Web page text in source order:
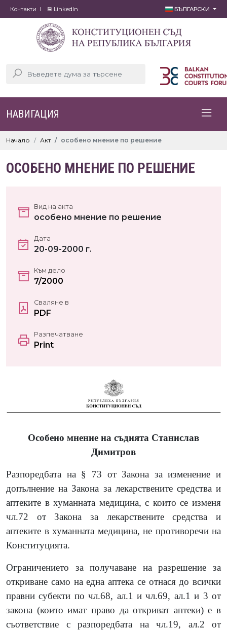
Контакти LinkedIn БЪЛГАРСКИ
НАВИГАЦИЯ
Начало Акт особено мнение по решение
ОСОБЕНО МНЕНИЕ ПО РЕШЕНИЕ
Вид на акта
особено мнение по решение
Дата
20-09-2000 г.
Към дело
7/2000
Сваляне в
PDF
Разпечатване
Print
Особено мнение на съдията Станислав
Димитров
Разпоредбата на § 73 от Закона за изменение и
допълнение на Закона за лекарствените средства и
аптеките в хуманната медицина, с които се изменя
чл.72 от Закона за лекарствените средства и
аптеките в хуманната медицина, не противоречи на
Конституцията.
Ограничението за получаване на разрешение за
откриване само на една аптека се отнася до всички
правни субекти по чл.68, ал.1 и чл.69, ал.1 и 3 от
закона (които имат право да откриват аптеки) е в
съответствие с разпоредбата на чл.19, ал.2 от